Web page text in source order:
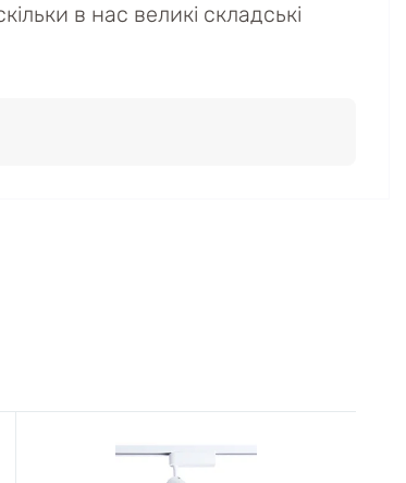
в нас великі складські